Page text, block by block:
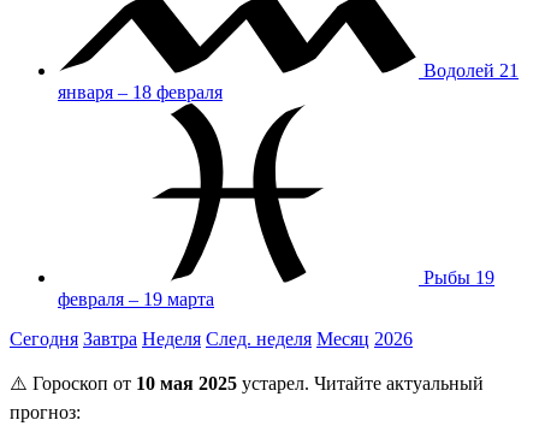
Водолей 21
января – 18 февраля
Рыбы 19
февраля – 19 марта
Сегодня Завтра Неделя След. неделя Месяц 2026
⚠️ Гороскоп от 10 мая 2025 устарел. Читайте актуальный
прогноз: